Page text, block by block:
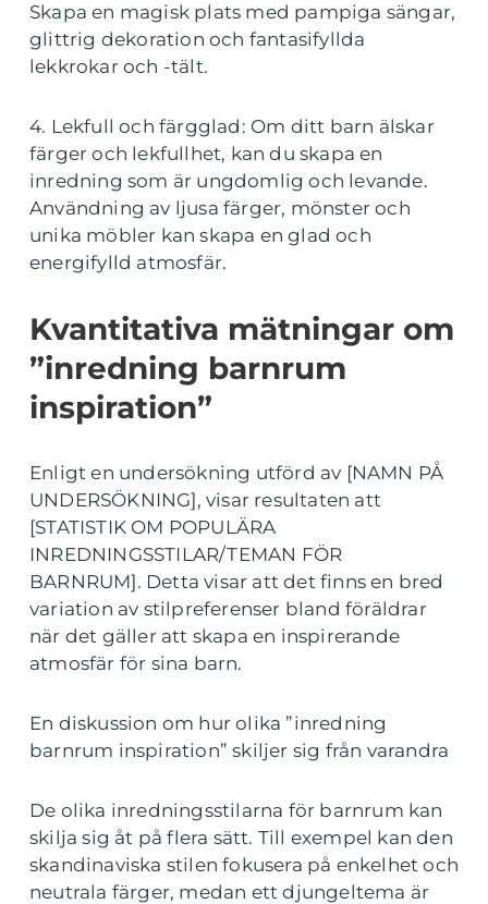
Skapa en magisk plats med pampiga sängar,
glittrig dekoration och fantasifyllda
lekkrokar och -tält.
4. Lekfull och färgglad: Om ditt barn älskar
färger och lekfullhet, kan du skapa en
inredning som är ungdomlig och levande.
Användning av ljusa färger, mönster och
unika möbler kan skapa en glad och
energifylld atmosfär.
Kvantitativa mätningar om
”inredning barnrum
inspiration”
Enligt en undersökning utförd av [NAMN PÅ
UNDERSÖKNING], visar resultaten att
[STATISTIK OM POPULÄRA
INREDNINGSSTILAR/TEMAN FÖR
BARNRUM]. Detta visar att det finns en bred
variation av stilpreferenser bland föräldrar
när det gäller att skapa en inspirerande
atmosfär för sina barn.
En diskussion om hur olika ”inredning
barnrum inspiration” skiljer sig från varandra
De olika inredningsstilarna för barnrum kan
skilja sig åt på flera sätt. Till exempel kan den
skandinaviska stilen fokusera på enkelhet och
neutrala färger, medan ett djungeltema är